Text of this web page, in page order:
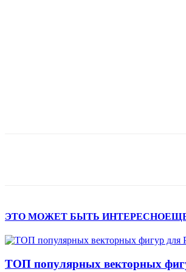
ЭТО МОЖЕТ БЫТЬ ИНТЕРЕСНО
ТОП популярных векторных